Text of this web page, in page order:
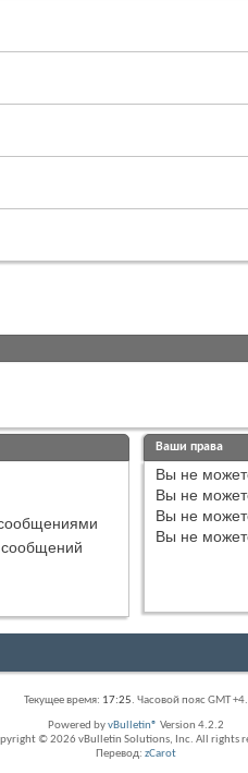
Ваши права
Вы не
Вы не
Вы не
Вы не
Текущее время: 17:25. Часовой пояс GMT +4.
Powered byvBulletin® Version 4.2.2
© 2026 vBulletin Solutions, Inc. All rights
Перевод: zCarot